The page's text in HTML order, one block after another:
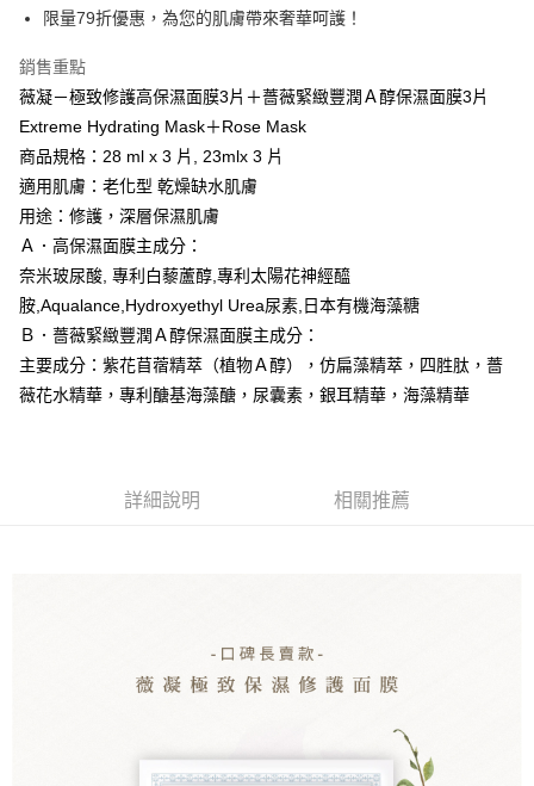
悠遊付
Google Pay
AFTEE先享後付
相關說明
【關於「AFTEE先享後付」】
AFTEE先享後付是「在收到商品之後才付款」的支付方式。 讓您購物簡單
便利好安心！
１．簡單：不需註冊會員、不需綁卡、不需儲值。
２．便利：只要手機號碼，簡訊認證，即可結帳。
【「AFTEE先享後付」結帳流程】
１．於結帳方式選擇「AFTEE先享後付」後，將跳轉至「AFTEE先享後付」
結帳頁面，進行簡訊認證並確認金額後，即可完成結帳。
２．訂單成立數日內，您將收到繳費通知簡訊。
３．收到繳費通知簡訊後14天內，點擊此簡訊中的連結，可透過四大超商／
※ 交易是否成功請以「AFTEE先享後付 」之結帳頁面顯示為準，若有關於
權轉讓予恩沛科技股份有限公司。
https://aftee.tw/terms/#terms3
「AFTEE先享後付」，若未經同意申辦者引起之損失，本公司不負相關責
４．使用「AFTEE先享後付」時，將依據個別帳號之用戶狀況，依本公司即
全家取貨付款
每筆NT$60，滿NT$600(含以上)免運費
7-11取貨付款
每筆NT$60，滿NT$600(含以上)免運費
限量79折優惠，為您的肌膚帶來奢華呵護！
銷售重點
薇凝－極致修護高保濕面膜3片＋薔薇緊緻豐潤Ａ醇保濕面膜3片
Extreme Hydrating Mask＋Rose Mask
商品規格：28 ml x 3 片, 23mlx 3 片
適用肌膚：老化型 乾燥缺水肌膚
用途：修護，深層保濕肌膚
Ａ．高保濕面膜主成分：
奈米玻尿酸, 專利白藜蘆醇,專利太陽花神經醯
胺,Aqualance,Hydroxyethyl Urea尿素,日本有機海藻糖
Ｂ．薔薇緊緻豐潤Ａ醇保濕面膜主成分：
主要成分：紫花苜蓿精萃（植物Ａ醇），仿扁藻精萃，四胜肽，薔
薇花水精華，專利醣基海藻醣，尿囊素，銀耳精華，海藻精華
詳細說明 相關推薦